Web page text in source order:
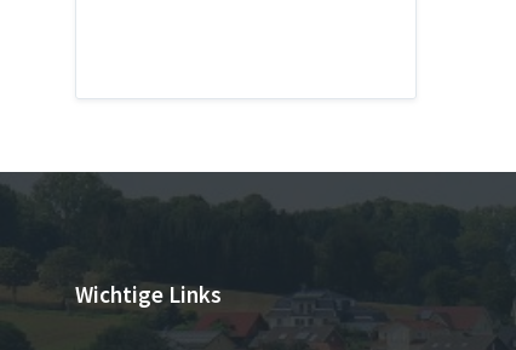
Wichtige Links